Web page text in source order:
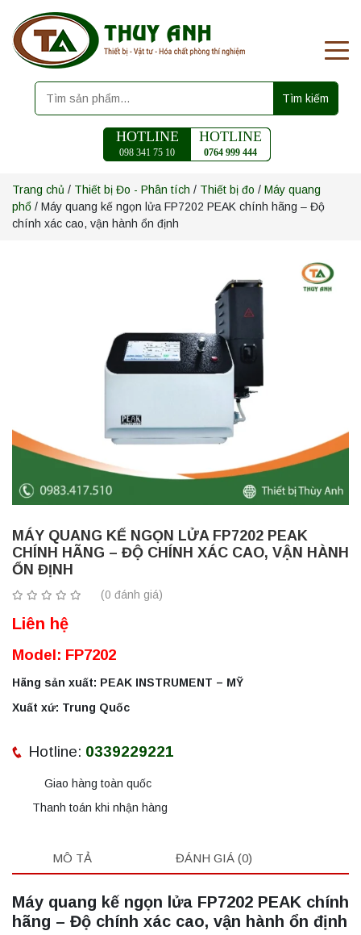
Tìm kiếm
HOTLINE
098 341 75 10
HOTLINE
0764 999 444
Trang chủ / Thiết bị Đo - Phân tích / Thiết bị đo / Máy quang
phổ / Máy quang kế ngọn lửa FP7202 PEAK chính hãng – Độ
chính xác cao, vận hành ổn định
MÁY QUANG KẾ NGỌN LỬA FP7202 PEAK
CHÍNH HÃNG – ĐỘ CHÍNH XÁC CAO, VẬN HÀNH
ỔN ĐỊNH
(0 đánh giá)
Liên hệ
Model: FP7202
Hãng sản xuất: PEAK INSTRUMENT – MỸ
Xuất xứ: Trung Quốc
Hotline: 0339229221
Giao hàng toàn quốc
Thanh toán khi nhận hàng
MÔ TẢ ĐÁNH GIÁ (0)
Máy quang kế ngọn lửa FP7202 PEAK chính
hãng – Độ chính xác cao, vận hành ổn định